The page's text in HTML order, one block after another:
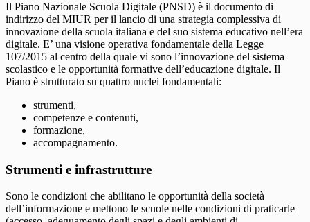
Il Piano Nazionale Scuola Digitale (PNSD) è il documento di
indirizzo del MIUR per il lancio di una strategia complessiva di
innovazione della scuola italiana e del suo sistema educativo nell’era
digitale. E’ una visione operativa fondamentale della Legge
107/2015 al centro della quale vi sono l’innovazione del sistema
scolastico e le opportunità formative dell’educazione digitale. Il
Piano è strutturato su quattro nuclei fondamentali:
strumenti,
competenze e contenuti,
formazione,
accompagnamento.
Strumenti e infrastrutture
Sono le condizioni che abilitano le opportunità della società
dell’informazione e mettono le scuole nelle condizioni di praticarle